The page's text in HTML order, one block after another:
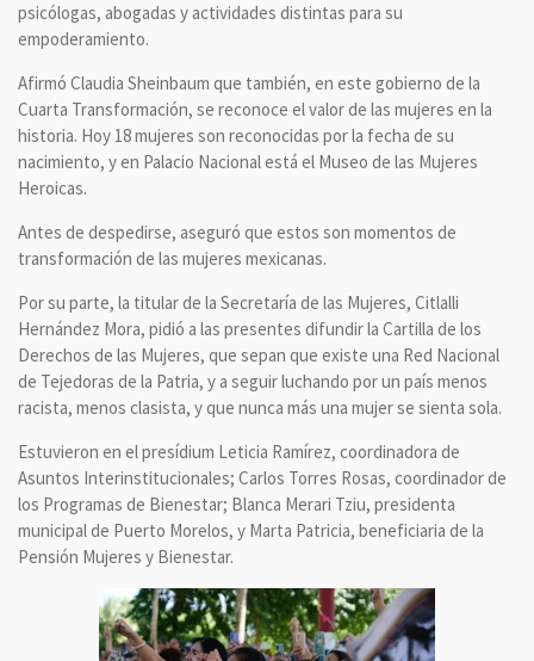
psicólogas, abogadas y actividades distintas para su
empoderamiento.
Afirmó Claudia Sheinbaum que también, en este gobierno de la
Cuarta Transformación, se reconoce el valor de las mujeres en la
historia. Hoy 18 mujeres son reconocidas por la fecha de su
nacimiento, y en Palacio Nacional está el Museo de las Mujeres
Heroicas.
Antes de despedirse, aseguró que estos son momentos de
transformación de las mujeres mexicanas.
Por su parte, la titular de la Secretaría de las Mujeres, Citlalli
Hernández Mora, pidió a las presentes difundir la Cartilla de los
Derechos de las Mujeres, que sepan que existe una Red Nacional
de Tejedoras de la Patria, y a seguir luchando por un país menos
racista, menos clasista, y que nunca más una mujer se sienta sola.
Estuvieron en el presídium Leticia Ramírez, coordinadora de
Asuntos Interinstitucionales; Carlos Torres Rosas, coordinador de
los Programas de Bienestar; Blanca Merari Tziu, presidenta
municipal de Puerto Morelos, y Marta Patricia, beneficiaria de la
Pensión Mujeres y Bienestar.